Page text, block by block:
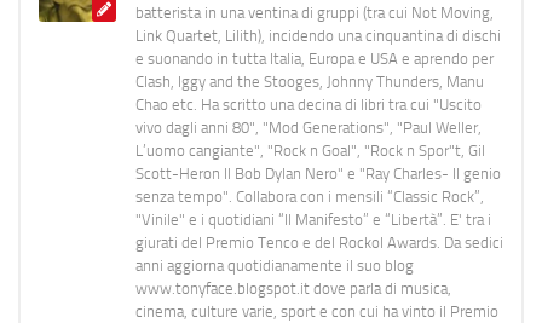
batterista in una ventina di gruppi (tra cui Not Moving,
Link Quartet, Lilith), incidendo una cinquantina di dischi
e suonando in tutta Italia, Europa e USA e aprendo per
Clash, Iggy and the Stooges, Johnny Thunders, Manu
Chao etc. Ha scritto una decina di libri tra cui "Uscito
vivo dagli anni 80", "Mod Generations", "Paul Weller,
L’uomo cangiante", "Rock n Goal", "Rock n Spor"t, Gil
Scott-Heron Il Bob Dylan Nero" e "Ray Charles- Il genio
senza tempo". Collabora con i mensili “Classic Rock”,
"Vinile" e i quotidiani “Il Manifesto” e “Libertà”. E' tra i
giurati del Premio Tenco e del Rockol Awards. Da sedici
anni aggiorna quotidianamente il suo blog
www.tonyface.blogspot.it dove parla di musica,
cinema, culture varie, sport e con cui ha vinto il Premio